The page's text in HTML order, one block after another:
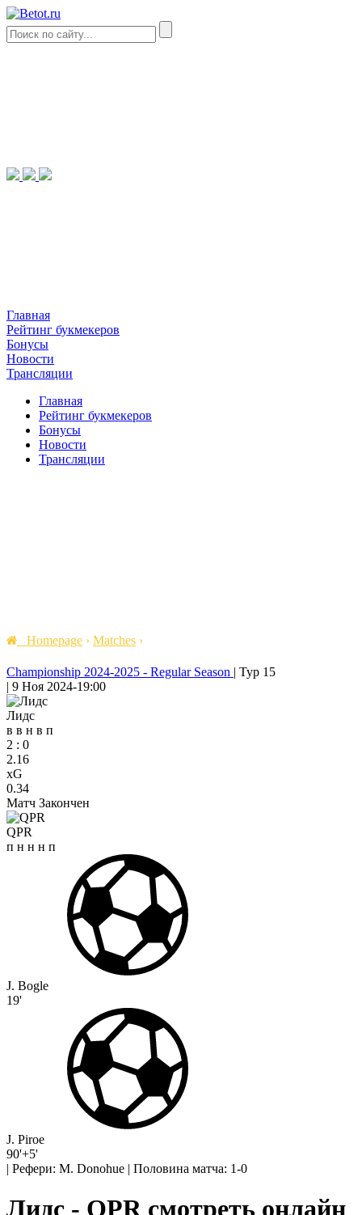
Главная
Рейтинг букмекеров
Бонусы
Новости
Трансляции
Главная
Рейтинг букмекеров
Бонусы
Новости
Трансляции
Homepage › Matches ›
Championship 2024-2025 - Regular Season | Тур 15
| 9 Ноя 2024-19:00
Лидс
в в н в п
2 : 0
2.16
xG
0.34
Матч Закончен
QPR
п н н н п
J. Bogle
19'
J. Piroe
90'+5'
| Рефери: M. Donohue | Половина матча: 1-0
Лидс - QPR смотреть онлайн